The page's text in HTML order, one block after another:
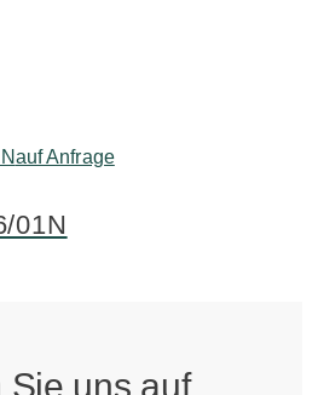
auf Anfrage
01N
Sie uns auf